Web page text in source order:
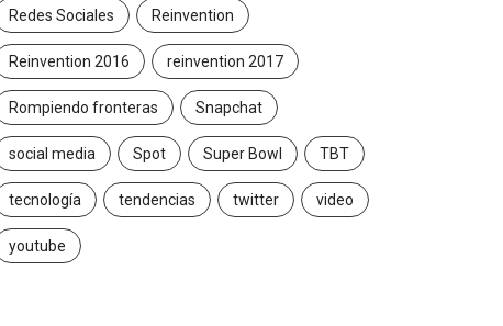
Redes Sociales Reinvention
Reinvention 2016 reinvention 2017
Rompiendo fronteras Snapchat
social media Spot Super Bowl TBT
tecnología tendencias twitter video
youtube